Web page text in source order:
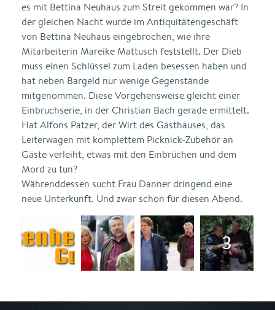
es mit Bettina Neuhaus zum Streit gekommen war? In
der gleichen Nacht wurde im Antiquitätengeschäft
von Bettina Neuhaus eingebrochen, wie ihre
Mitarbeiterin Mareike Mattusch feststellt. Der Dieb
muss einen Schlüssel zum Laden besessen haben und
hat neben Bargeld nur wenige Gegenstände
mitgenommen. Diese Vorgehensweise gleicht einer
Einbruchserie, in der Christian Bach gerade ermittelt.
Hat Alfons Patzer, der Wirt des Gasthauses, das
Leiterwagen mit komplettem Picknick-Zubehör an
Gäste verleiht, etwas mit den Einbrüchen und dem
Mord zu tun?
Währenddessen sucht Frau Danner dringend eine
neue Unterkunft. Und zwar schon für diesen Abend.